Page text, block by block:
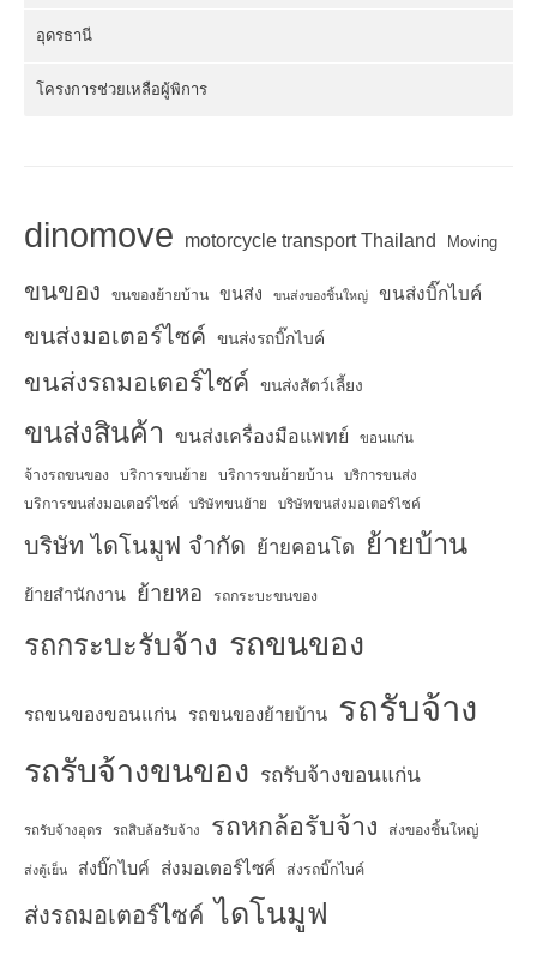
อุดรธานี
โครงการช่วยเหลือผู้พิการ
dinomove motorcycle transport Thailand Moving
ขนของ ขนของย้ายบ้าน ขนส่ง ขนส่งของชิ้นใหญ่ ขนส่งบิ๊กไบค์
ขนส่งมอเตอร์ไซค์ ขนส่งรถบิ๊กไบค์
ขนส่งรถมอเตอร์ไซค์ ขนส่งสัตว์เลี้ยง
ขนส่งสินค้า ขนส่งเครื่องมือแพทย์ ขอนแก่น
จ้างรถขนของ บริการขนย้าย บริการขนย้ายบ้าน บริการขนส่ง
บริการขนส่งมอเตอร์ไซค์ บริษัทขนย้าย บริษัทขนส่งมอเตอร์ไซค์
บริษัท ไดโนมูฟ จำกัด ย้ายคอนโด ย้ายบ้าน
ย้ายสำนักงาน ย้ายหอ รถกระบะขนของ
รถกระบะรับจ้าง รถขนของ
รถขนของขอนแก่น รถขนของย้ายบ้าน รถรับจ้าง
รถรับจ้างขนของ รถรับจ้างขอนแก่น
รถรับจ้างอุดร รถสิบล้อรับจ้าง รถหกล้อรับจ้าง ส่งของชิ้นใหญ่
ส่งตู้เย็น ส่งบิ๊กไบค์ ส่งมอเตอร์ไซค์ ส่งรถบิ๊กไบค์
ส่งรถมอเตอร์ไซค์ ไดโนมูฟ